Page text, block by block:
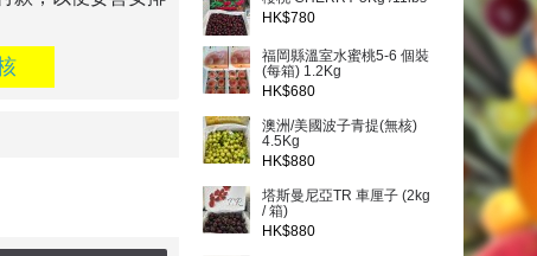
HK$780
福岡縣溫室水蜜桃5-6 個裝
(每箱) 1.2Kg
HK$680
澳洲/美國波子青提(無核)
4.5Kg
HK$880
塔斯曼尼亞TR 車厘子 (2kg
/ 箱)
HK$880